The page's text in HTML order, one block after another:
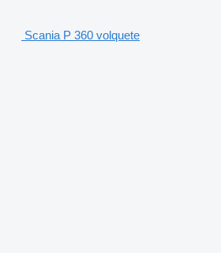
Scania P 360 volquete